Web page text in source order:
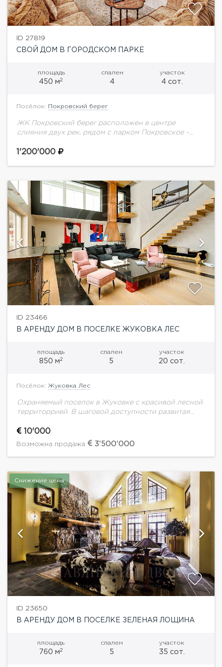
ID 27819
СВОЙ ДОМ В ГОРОДСКОМ ПАРКЕ
площадь
450 м2
спален
4
участок
4 сот.
Посёлок: Покровский берег
ЖК Покровский берег расположен в центре
слияния двух рек, рядом с парком Покровское -
американской школы. Дизайнерский ремонт делали
1'200'000
ID 23466
В АРЕНДУ ДОМ В ПОСЕЛКЕ ЖУКОВКА ЛЕС
площадь
850 м2
спален
5
участок
20 сот.
Посёлок: Жуковка Лес
Охраняемый поселок в Жуковке с красивой лесной
территоррией. В шаговой доступности развитая
проект. Эксклюзивный модный дом. В доме
выполнен дизайнерский ремонт, грамотная...
10'000
Возможна продажа 3'500'000
Снижение цены
ID 23650
В АРЕНДУ ДОМ В ПОСЕЛКЕ ЗЕЛЕНАЯ ЛОЩИНА
площадь
760 м2
спален
5
участок
35 сот.